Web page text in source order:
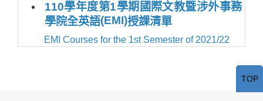
110學年度第1學期國際文教暨涉外事務
學院全英語(EMI)授課清單
EMI Courses for the 1st Semester of 2021/22
TOP